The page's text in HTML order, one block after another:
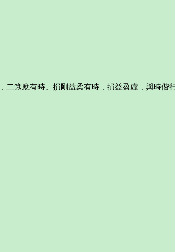
簋應有時。損剛益柔有時，損益盈虛，與時偕行